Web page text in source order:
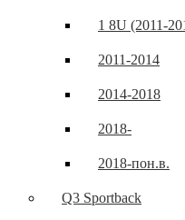
1 8U (2011-
2011-2014
2014-2018
2018-
2018-пон.в.
Q3 Sportback